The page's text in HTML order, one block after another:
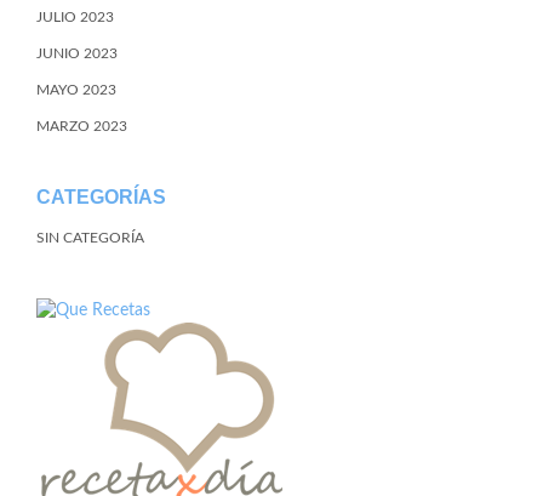
JULIO 2023
JUNIO 2023
MAYO 2023
MARZO 2023
CATEGORÍAS
SIN CATEGORÍA